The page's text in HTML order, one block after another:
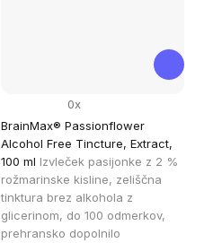
BrainMax® Passionflower
Alcohol Free Tincture, Extract,
100 ml Izvleček pasijonke z 2 %
rožmarinske kisline, zeliščna
tinktura brez alkohola z
glicerinom, do 100 odmerkov,
prehransko dopolnilo
0x